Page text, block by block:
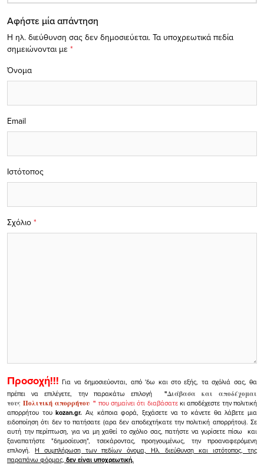
Αφήστε μία απάντηση
Η ηλ. διεύθυνση σας δεν δημοσιεύεται. Τα υποχρεωτικά πεδία
σημειώνονται με *
Σχόλιο *
Όνομα
Email
Ιστότοπος
Προσοχή!!! Για να δημοσιεύονται, από 'δω και στο εξής, τα σχόλιά σας, θα
πρέπει να επιλέγετε, την παρακάτω επιλογή
"Διάβασα και αποδέχομαι
τουςΠολιτική απορρήτου" που σημαίνει ότι διαβάσατεκι αποδέχεστε την πολιτική
απορρήτου τουkozan.gr. Αν, κάποια φορά, ξεχάσετε να το κάνετε θα λάβετε μια
ειδοποίηση ότι δεν το πατήσατε (αρα δεν αποδεχτήκατε την πολιτική απορρήτου). Σε
αυτή την περίπτωση, για να μη χαθεί το σχόλιο σας, πατήστε να γυρίσετε πίσω και
ξαναπατήστε "δημοσίευση", τσεκάροντας, προηγουμένως, την προαναφερόμενη
επιλογή.Η συμπλήρωση των πεδίων όνομα, Ηλ. διεύθυνση και ιστότοπος, της
παραπάνω φόρμας, δεν είναι υποχρεωτική.